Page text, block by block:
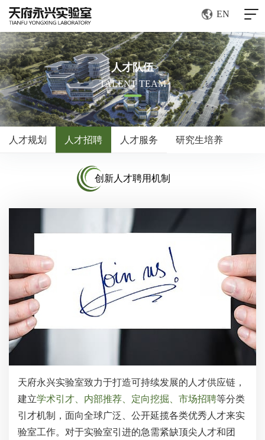
EN
人才队伍
TALENT TEAM
人才规划 人才招聘 人才服务 研究生培养
创新人才聘用机制
天府永兴实验室致力于打造可持续发展的人才供应链，
建立学术引才、内部推荐、定向挖掘、市场招聘等分类
引才机制，面向全球广泛、公开延揽各类优秀人才来实
验室工作。对于实验室引进的急需紧缺顶尖人才和团